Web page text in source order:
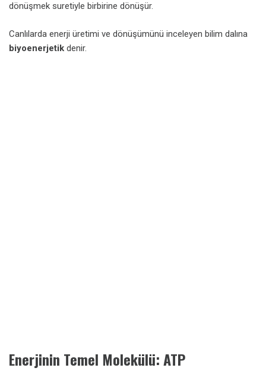
dönüşmek suretiyle birbirine dönüşür.
Canlılarda enerji üretimi ve dönüşümünü inceleyen bilim dalına
biyoenerjetik denir.
Enerjinin Temel Molekülü: ATP